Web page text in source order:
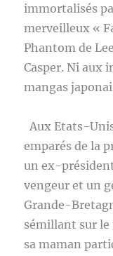
immortalisés
merveilleux «
Phantom de
Casper. Ni aux
mangas
Aux Etats-
emparés de la
un ex-
vengeur et un
Grande-
sémillant sur le
sa maman